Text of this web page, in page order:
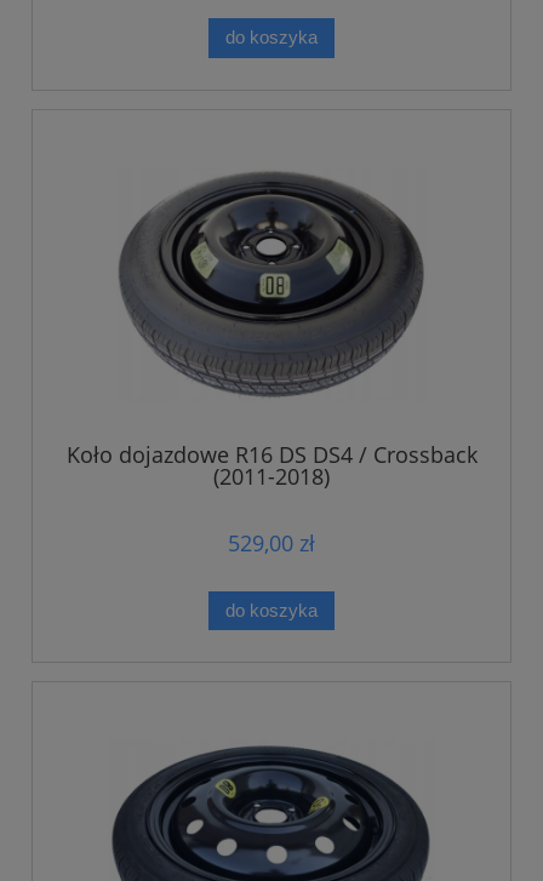
do koszyka
Koło dojazdowe R16 DS DS4 / Crossback
(2011-2018)
529,00 zł
do koszyka